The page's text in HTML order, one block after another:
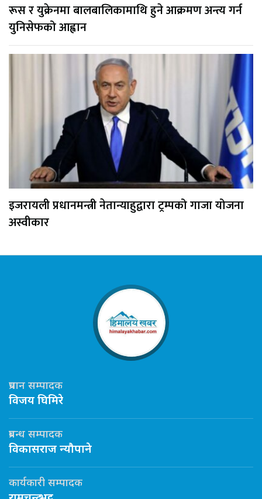
रूस र युक्रेनमा बालबालिकामाथि हुने आक्रमण अन्त्य गर्न
युनिसेफको आह्वान
इजरायली प्रधानमन्त्री नेतान्याहुद्वारा ट्रम्पको गाजा योजना
अस्वीकार
प्रधान सम्पादक
विजय घिमिरे
प्रबन्ध सम्पादक
विकासराज न्यौपाने
कार्यकारी सम्पादक